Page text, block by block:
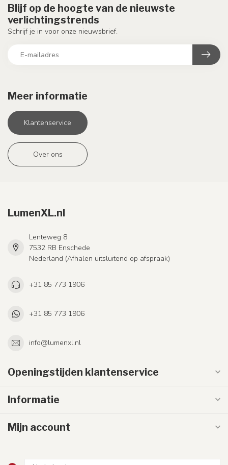
Meer informatie
Klantenservice
Over ons
Blijf op de hoogte van de nieuwste
verlichtingstrends
Schrijf je in voor onze nieuwsbrief.
LumenXL.nl
Lenteweg 8
7532 RB Enschede
Nederland (Afhalen uitsluitend op afspraak)
+31 85 773 1906
+31 85 773 1906
info@lumenxl.nl
Openingstijden klantenservice
Informatie
Mijn account